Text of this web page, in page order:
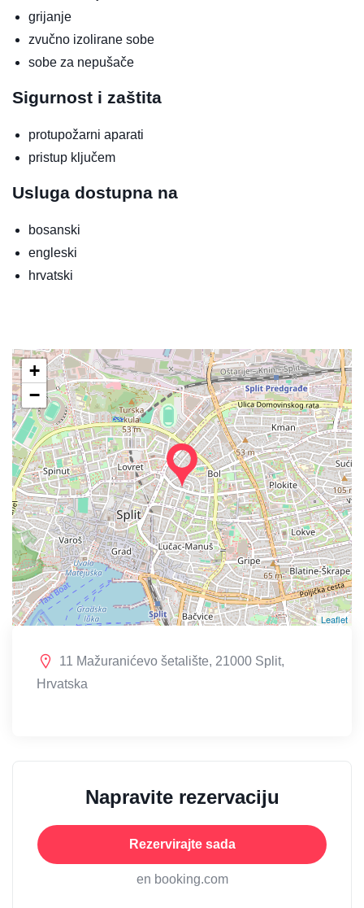
grijanje
zvučno izolirane sobe
sobe za nepušače
Sigurnost i zaštita
protupožarni aparati
pristup ključem
Usluga dostupna na
bosanski
engleski
hrvatski
+
−
Leaflet
11 Mažuranićevo šetalište, 21000 Split,
Hrvatska
Napravite rezervaciju
Rezervirajte sada
en booking.com